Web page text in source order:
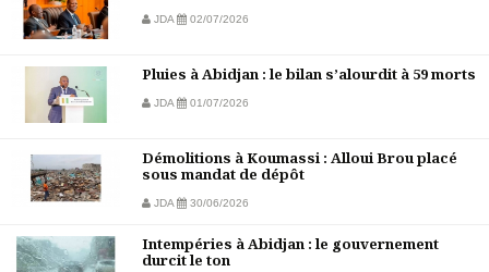
JDA 02/07/2026
Pluies à Abidjan : le bilan s’alourdit à 59 morts
JDA 01/07/2026
Démolitions à Koumassi : Alloui Brou placé
sous mandat de dépôt
JDA 30/06/2026
Intempéries à Abidjan : le gouvernement
durcit le ton